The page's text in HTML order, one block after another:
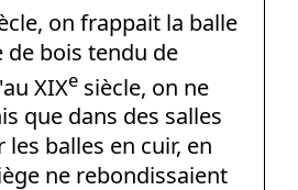
on frappait la balle
de bois tendu de
XIXe siècle, on ne
que dans des salles
les balles en cuir, en
ne rebondissaient